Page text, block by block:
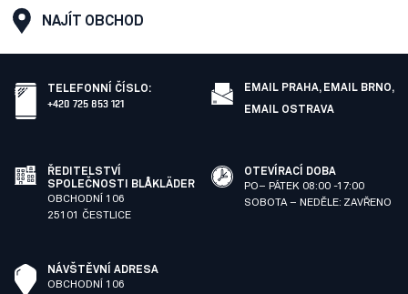
NAJÍT OBCHOD
TELEFONNÍ ČÍSLO:
+420 725 853 121
EMAIL PRAHA, EMAIL BRNO,
EMAIL OSTRAVA
ŘEDITELSTVÍ
SPOLEČNOSTI BLÅKLÄDER
OBCHODNÍ 106
25101 ČESTLICE
OTEVÍRACÍ DOBA
PO– PÁTEK 08:00 -17:00
SOBOTA – NEDĚLE: ZAVŘENO
NÁVŠTĚVNÍ ADRESA
OBCHODNÍ 106